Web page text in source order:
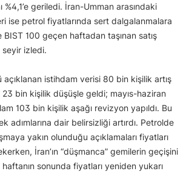
%4,1’e geriledi. İran-Umman arasındaki
ise petrol fiyatlarında sert dalgalanmalara
BIST 100 geçen haftadan taşınan satış
seyir izledi.
açıklanan istihdam verisi 80 bin kişilik artış
23 bin kişilik düşüşle geldi; mayıs-haziran
103 bin kişilik aşağı revizyon yapıldı. Bu
adımlarına dair belirsizliği artırdı. Petrolde
yakın olunduğu açıklamaları fiyatları
İran’ın “düşmanca” gemilerin geçişini
sonunda fiyatları yeniden yukarı